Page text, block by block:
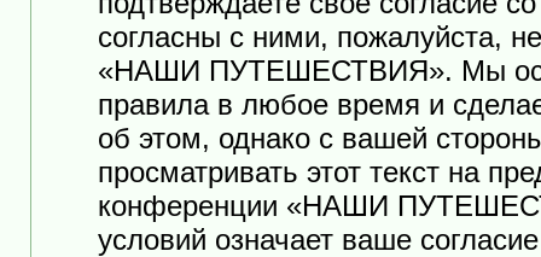
согласны с ними, пожалуйста,
«НАШИ ПУТЕШЕСТВИЯ». Мы
правила в любое время и
об этом, однако с вашей
просматривать этот текст на
конференции «НАШИ
условий означает ваше